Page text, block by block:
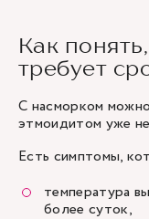
Как
требует
С насморком
этмоидитом уже
Есть симптомы,
температура
более суток,